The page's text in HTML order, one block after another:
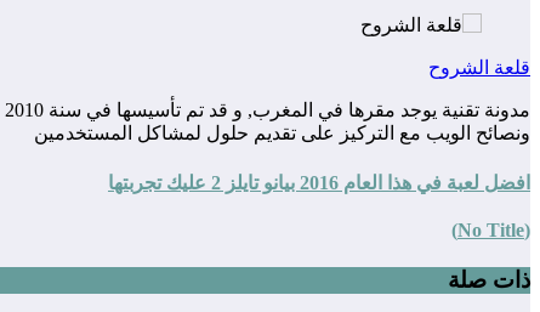
قلعة الشروح
ونصائح الويب مع التركيز على تقديم حلول لمشاكل المستخدمين
افضل لعبة في هذا العام 2016 بيانو تايلز 2 عليك تجربتها
(No Title)
ذات صلة